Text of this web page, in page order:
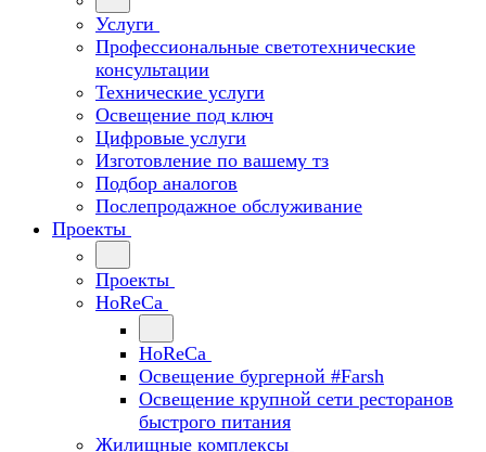
Услуги
Профессиональные светотехнические
консультации
Технические услуги
Освещение под ключ
Цифровые услуги
Изготовление по вашему тз
Подбор аналогов
Послепродажное обслуживание
Проекты
Проекты
HoReCa
HoReCa
Освещение бургерной #Farsh
Освещение крупной сети ресторанов
быстрого питания
Жилищные комплексы